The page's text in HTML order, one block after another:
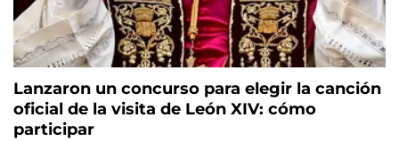
Lanzaron un concurso para elegir la canción
oficial de la visita de León XIV: cómo
participar